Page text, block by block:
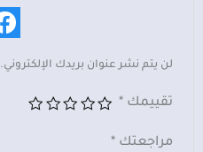
لن يتم نشر عنوان بريدك الإلكتروني.
تقييمك *
مراجعتك *